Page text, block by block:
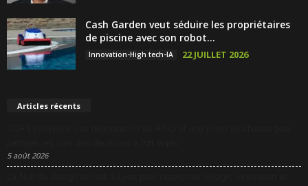
Cash Garden veut séduire les propriétaires
de piscine avec son robot...
Innovation-High tech-IA 22 JUILLET 2026
Articles récents
5 août 2026